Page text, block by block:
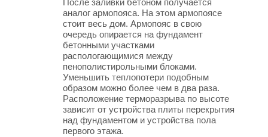
После заливки бетоном получается
аналог армопояса. На этом армопоясе
стоит весь дом. Армопояс в свою
очередь опирается на фундамент
бетонными участками
распологающимися между
пенополистирольными блоками.
Уменьшить теплопотери подобным
образом можно более чем в два раза.
Расположение терморазрыва по высоте
зависит от устройства плиты перекрытия
над фундаментом и устройства пола
первого этажа.